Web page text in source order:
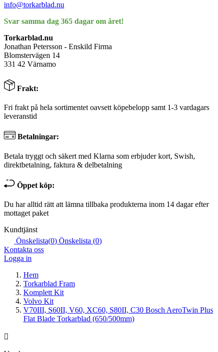
info@torkarblad.nu
Svar samma dag 365 dagar om året!
Torkarblad.nu
Jonathan Petersson - Enskild Firma
Blomstervägen 14
331 42 Värnamo
Frakt:
Fri frakt på hela sortimentet oavsett köpebelopp samt 1-3 vardagars
leveranstid
Betalningar:
Betala tryggt och säkert med Klarna som erbjuder kort, Swish,
direktbetalning, faktura & delbetalning
Öppet köp:
Du har alltid rätt att lämna tillbaka produkterna inom 14 dagar efter
mottaget paket
Kundtjänst
Önskelista(0) Önskelista (0)
Kontakta oss
Logga in
Hem
Torkarblad Fram
Komplett Kit
Volvo Kit
V70III, S60II, V60, XC60, S80II, C30 Bosch AeroTwin Plus
Flat Blade Torkarblad (650/500mm)
